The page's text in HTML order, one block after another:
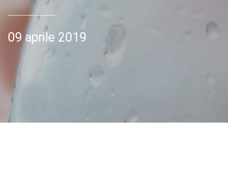
09 aprile 2019